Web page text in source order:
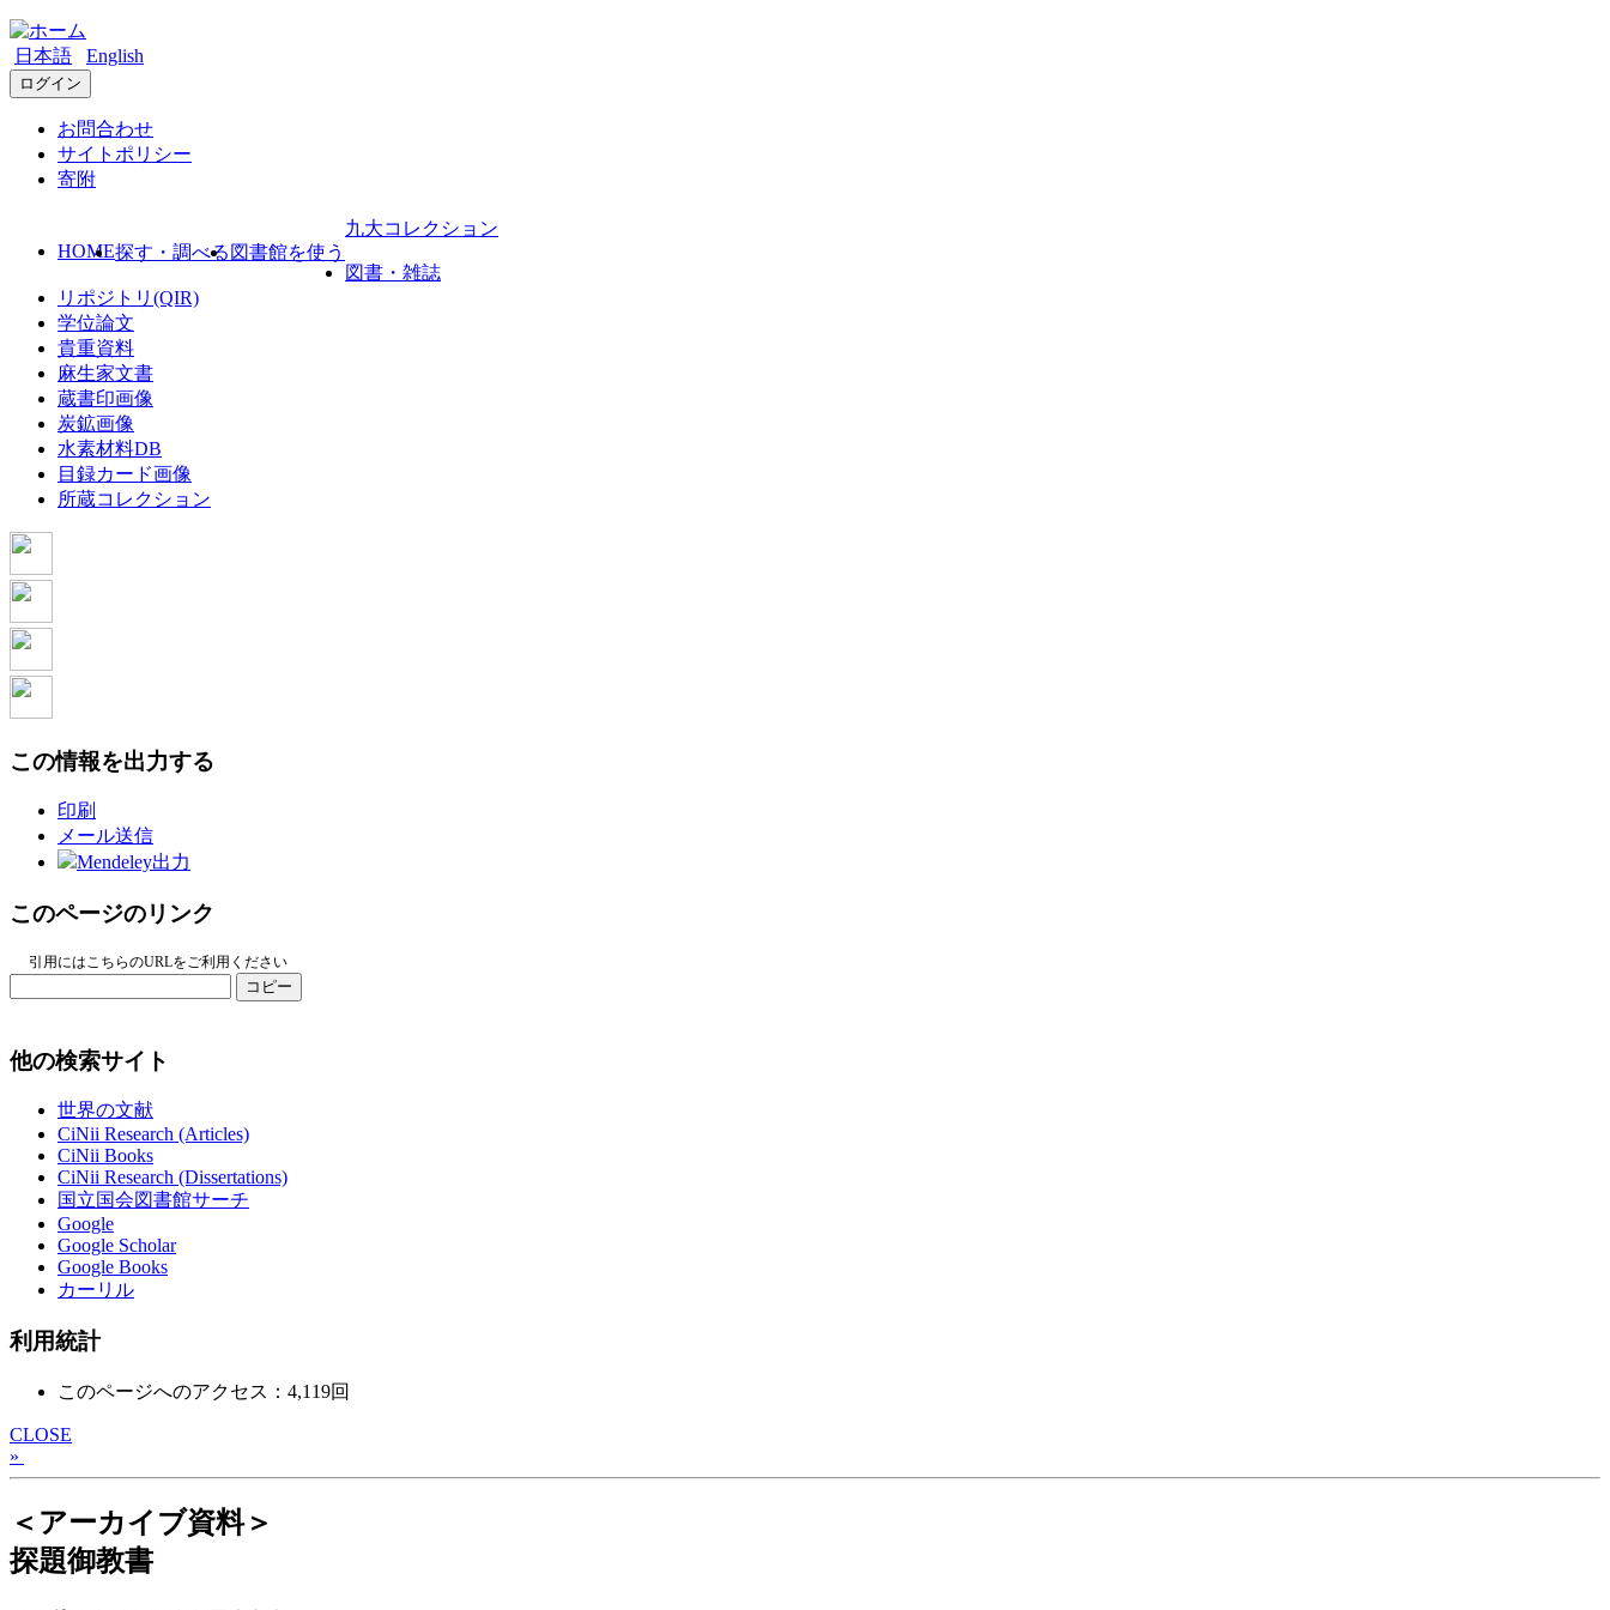
日本語 English
ログイン
お問合わせ
サイトポリシー
寄附
HOME探す・調べる 図書館を使う
九大コレクション
図書・雑誌
リポジトリ(QIR)
学位論文
貴重資料
麻生家文書
蔵書印画像
炭鉱画像
水素材料DB
目録カード画像
所蔵コレクション
この情報を出力する
印刷
メール送信
Mendeley出力
このページのリンク
引用にはこちらのURLをご利用ください
コピー
他の検索サイト
世界の文献
CiNii Research (Articles)
CiNii Books
CiNii Research (Dissertations)
国立国会図書館サーチ
Google
Google Scholar
Google Books
カーリル
利用統計
このページへのアクセス：4,119回
CLOSE
»
＜アーカイブ資料＞
探題御教書